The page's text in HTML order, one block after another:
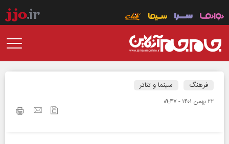
فرهنگ سینما و تئاتر
۲۲ بهمن ۱۴۰۱ - ۰۹:۴۷